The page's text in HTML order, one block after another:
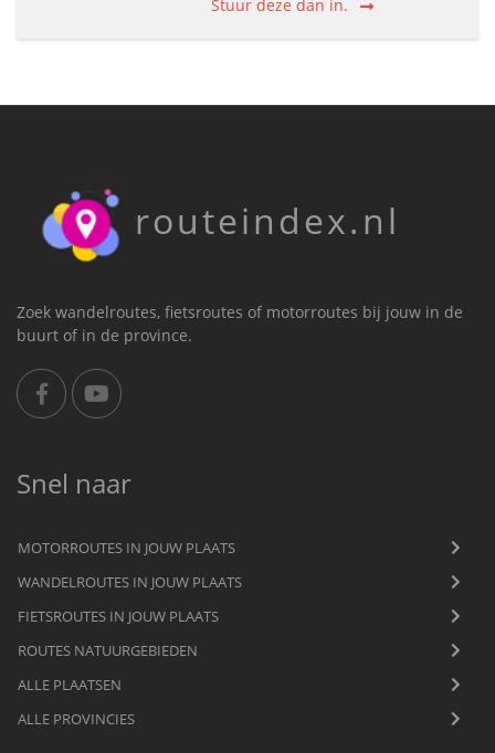
Stuur deze dan in.
routeindex.nl
Zoek wandelroutes, fietsroutes of motorroutes bij jouw in de
buurt of in de province.
Snel naar
MOTORROUTES IN JOUW PLAATS
WANDELROUTES IN JOUW PLAATS
FIETSROUTES IN JOUW PLAATS
ROUTES NATUURGEBIEDEN
ALLE PLAATSEN
ALLE PROVINCIES